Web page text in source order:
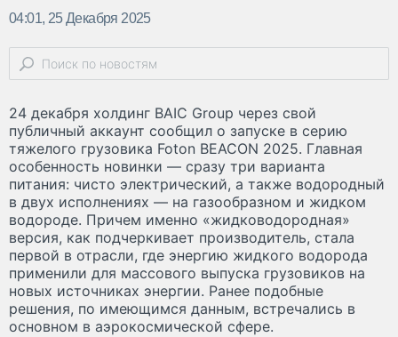
04:01, 25 Декабря 2025
24 декабря холдинг BAIC Group через свой
публичный аккаунт сообщил о запуске в серию
тяжелого грузовика Foton BEACON 2025. Главная
особенность новинки — сразу три варианта
питания: чисто электрический, а также водородный
в двух исполнениях — на газообразном и жидком
водороде. Причем именно «жидководородная»
версия, как подчеркивает производитель, стала
первой в отрасли, где энергию жидкого водорода
применили для массового выпуска грузовиков на
новых источниках энергии. Ранее подобные
решения, по имеющимся данным, встречались в
основном в аэрокосмической сфере.